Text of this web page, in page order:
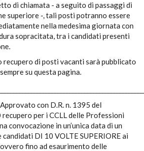
di chiamata - a seguito di passaggi di
superiore -, tali posti potranno essere
nella medesima giornata con
sopracitata, tra i candidati presenti
recupero di posti vacanti sarà pubblicato
su questa pagina.
con D.R. n. 1395 del
per i CCLL delle Professioni
convocazione in un’unica data di un
candidati DI 10 VOLTE SUPERIORE ai
fino ad esaurimento delle